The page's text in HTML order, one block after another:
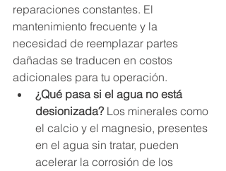
reparaciones constantes. El
mantenimiento frecuente y la
necesidad de reemplazar partes
dañadas se traducen en costos
adicionales para tu operación.
¿Qué pasa si el agua no está
desionizada? Los minerales como
el calcio y el magnesio, presentes
en el agua sin tratar, pueden
acelerar la corrosión de los